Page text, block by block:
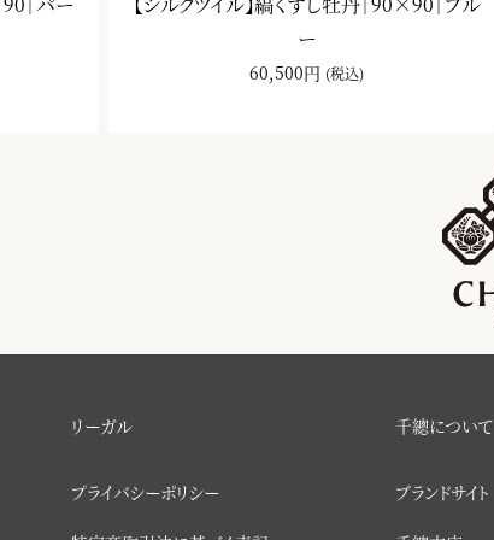
ー
60,500円 (税込)
リーガル
プライバシーポリシー
千總について
ブランドサイト